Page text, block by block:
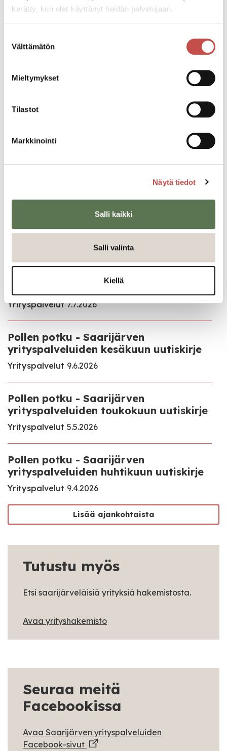
kerätty, kun olet käyttänyt heidän palvelujaan.
valinta
Välttämätön
Mieltymykset
Tilastot
Markkinointi
Näytä tiedot
Salli kaikki
Salli valinta
Kiellä
Aija Hytönen
050 535 9421
Pollen potku - Saarijärven
yrityspalveluiden heinäkuun uutiskirje
Yrityspalvelut 7.7.2026
Pollen potku - Saarijärven
yrityspalveluiden kesäkuun uutiskirje
Yrityspalvelut 9.6.2026
Pollen potku - Saarijärven
yrityspalveluiden toukokuun uutiskirje
Yrityspalvelut 5.5.2026
Pollen potku - Saarijärven
yrityspalveluiden huhtikuun uutiskirje
Yrityspalvelut 9.4.2026
Lisää ajankohtaista
Tutustu myös
Etsi saarijärveläisiä yrityksiä hakemistosta.
Avaa yrityshakemisto
Seuraa meitä
Facebookissa
Avaa Saarijärven yrityspalveluiden
Facebook-sivut